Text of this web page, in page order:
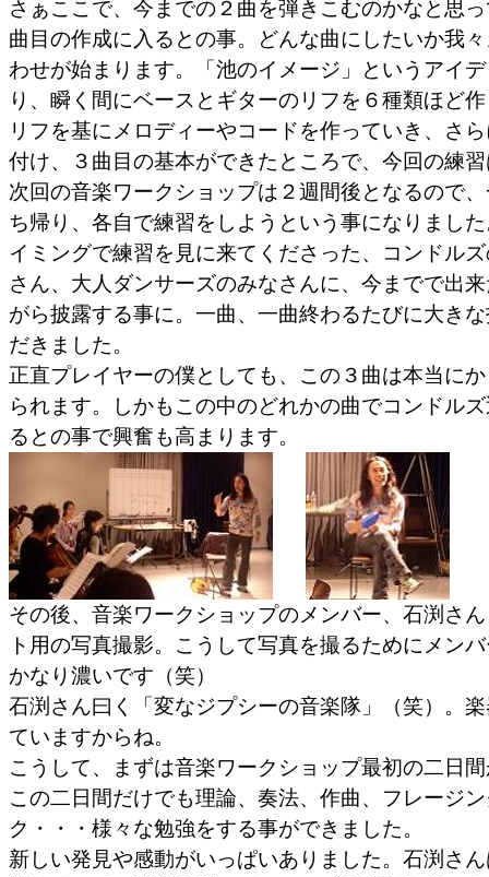
さぁここで、今までの２曲を弾きこむのかなと思
曲目の作成に入るとの事。どんな曲にしたいか我
わせが始まります。「池のイメージ」というアイ
り、瞬く間にベースとギターのリフを６種類ほど
リフを基にメロディーやコードを作っていき、さ
付け、３曲目の基本ができたところで、今回の練
次回の音楽ワークショップは２週間後となるので
ち帰り、各自で練習をしようという事になりまし
イミングで練習を見に来てくださった、コンドル
さん、大人ダンサーズのみなさんに、今までで出
がら披露する事に。一曲、一曲終わるたびに大き
だきました。
正直プレイヤーの僕としても、この３曲は本当に
られます。しかもこの中のどれかの曲でコンドル
るとの事で興奮も高まります。
その後、音楽ワークショップのメンバー、石渕さ
ト用の写真撮影。こうして写真を撮るためにメン
かなり濃いです（笑）
石渕さん曰く「変なジプシーの音楽隊」（笑）。
ていますからね。
こうして、まずは音楽ワークショップ最初の二日
この二日間だけでも理論、奏法、作曲、フレージ
ク・・・様々な勉強をする事ができました。
新しい発見や感動がいっぱいありました。石渕さ